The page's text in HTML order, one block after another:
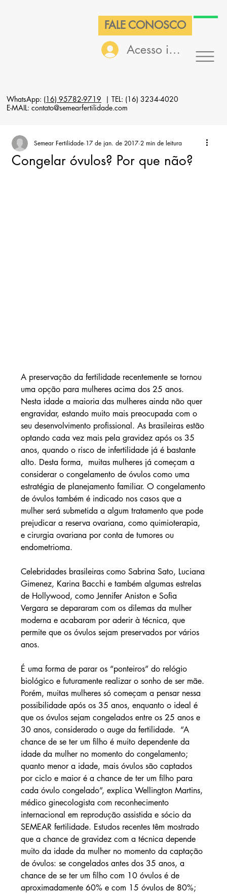
FALE CONOSCO
Acesso interno
WhatsApp: (16) 95782-9719 | TEL: (16) 3234-4020
E-MAIL: contato@semearfertilidade.com
Congelar óvulos? Por que não?
Semear Fertilidade 17 de jan. de 2017 2 min de leitura
A preservação da fertilidade recentemente se tornou
uma opção para mulheres acima dos 25 anos.
Nesta idade a maioria das mulheres ainda não quer
engravidar, estando muito mais preocupada com o
seu desenvolvimento profissional. As brasileiras estão
optando cada vez mais pela gravidez após os 35
anos, quando o risco de infertilidade já é bastante
alto. Desta forma,  muitas mulheres já começam a
considerar o congelamento de óvulos como uma
estratégia de planejamento familiar. O congelamento
de óvulos também é indicado nos casos que a
mulher será submetida a algum tratamento que pode
prejudicar a reserva ovariana, como quimioterapia,
e cirurgia ovariana por conta de tumores ou
endometrioma.
Celebridades brasileiras como Sabrina Sato, Luciana
Gimenez, Karina Bacchi e também algumas estrelas
de Hollywood, como Jennifer Aniston e Sofia
Vergara se depararam com os dilemas da mulher
moderna e acabaram por aderir à técnica, que
permite que os óvulos sejam preservados por vários
anos.
É uma forma de parar os “ponteiros” do relógio
biológico e futuramente realizar o sonho de ser mãe.
Porém, muitas mulheres só começam a pensar nessa
possibilidade após os 35 anos, enquanto o ideal é
que os óvulos sejam congelados entre os 25 anos e
30 anos, considerado o auge da fertilidade.  “A
chance de se ter um filho é muito dependente da
idade da mulher no momento do congelamento;
quanto menor a idade, mais óvulos são captados
por ciclo e maior é a chance de ter um filho para
cada óvulo congelado”, explica Wellington Martins,
médico ginecologista com reconhecimento
internacional em reprodução assistida e sócio da
SEMEAR fertilidade. Estudos recentes têm mostrado
que a chance de gravidez com a técnica depende
muito da idade da mulher no momento da captação
de óvulos: se congelados antes dos 35 anos, a
chance de se ter um filho com 10 óvulos é de
aproximadamente 60% e com 15 óvulos de 80%;